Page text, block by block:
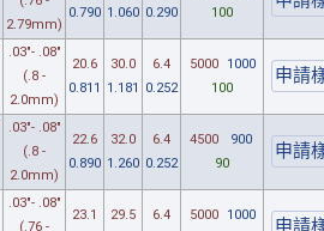
2.79mm)
0.790 1.060 0.290
100
.03"- .08"
(.8 -
2.0mm)
20.6
0.811
30.0
1.181
6.4
0.252
5000
1000
100
.03"- .08"
(.8 -
2.0mm)
22.6
0.890
32.0
1.260
6.4
0.252
4500
900
90
.03"- .08"
(.76 -
23.1 29.5 6.4 5000 1000